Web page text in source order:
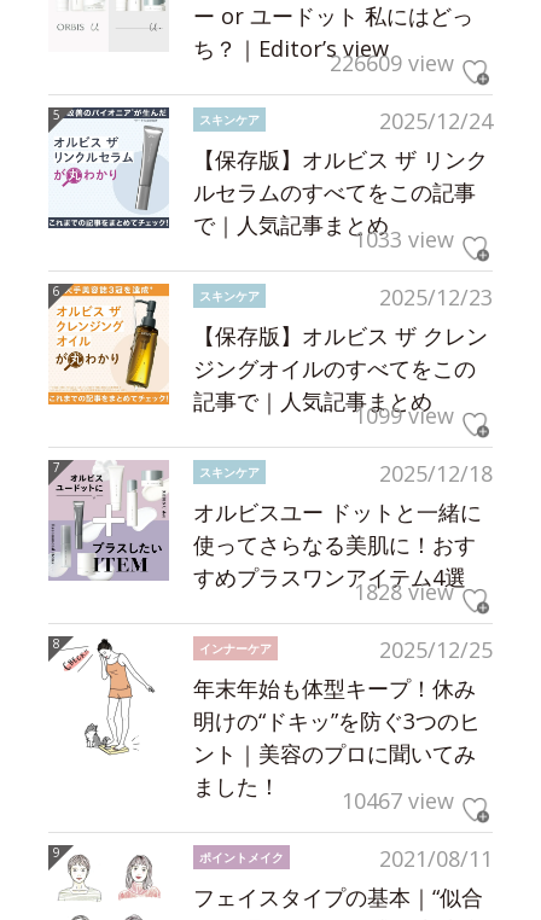
ー or ユードット 私にはどっ
ち？｜Editor’s view226609 view
2025/12/24
スキンケア
【保存版】オルビス ザ リンク
ルセラムのすべてをこの記事
で｜人気記事まとめ1033 view
2025/12/23
スキンケア
【保存版】オルビス ザ クレン
ジングオイルのすべてをこの
記事で｜人気記事まとめ
1099 view
2025/12/18
スキンケア
オルビスユー ドットと一緒に
使ってさらなる美肌に！おす
すめプラスワンアイテム4選
1828 view
2025/12/25
インナーケア
年末年始も体型キープ！休み
明けの“ドキッ”を防ぐ3つのヒ
ント｜美容のプロに聞いてみ
ました！
10467 view
2021/08/11
ポイントメイク
フェイスタイプの基本｜“似合